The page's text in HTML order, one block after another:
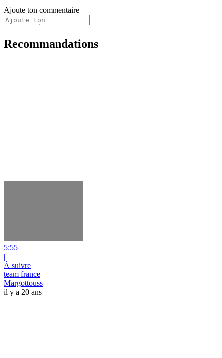
Ajoute ton commentaire
Recommandations
5:55
|
À suivre
team france
Margottouss
il y a 20 ans